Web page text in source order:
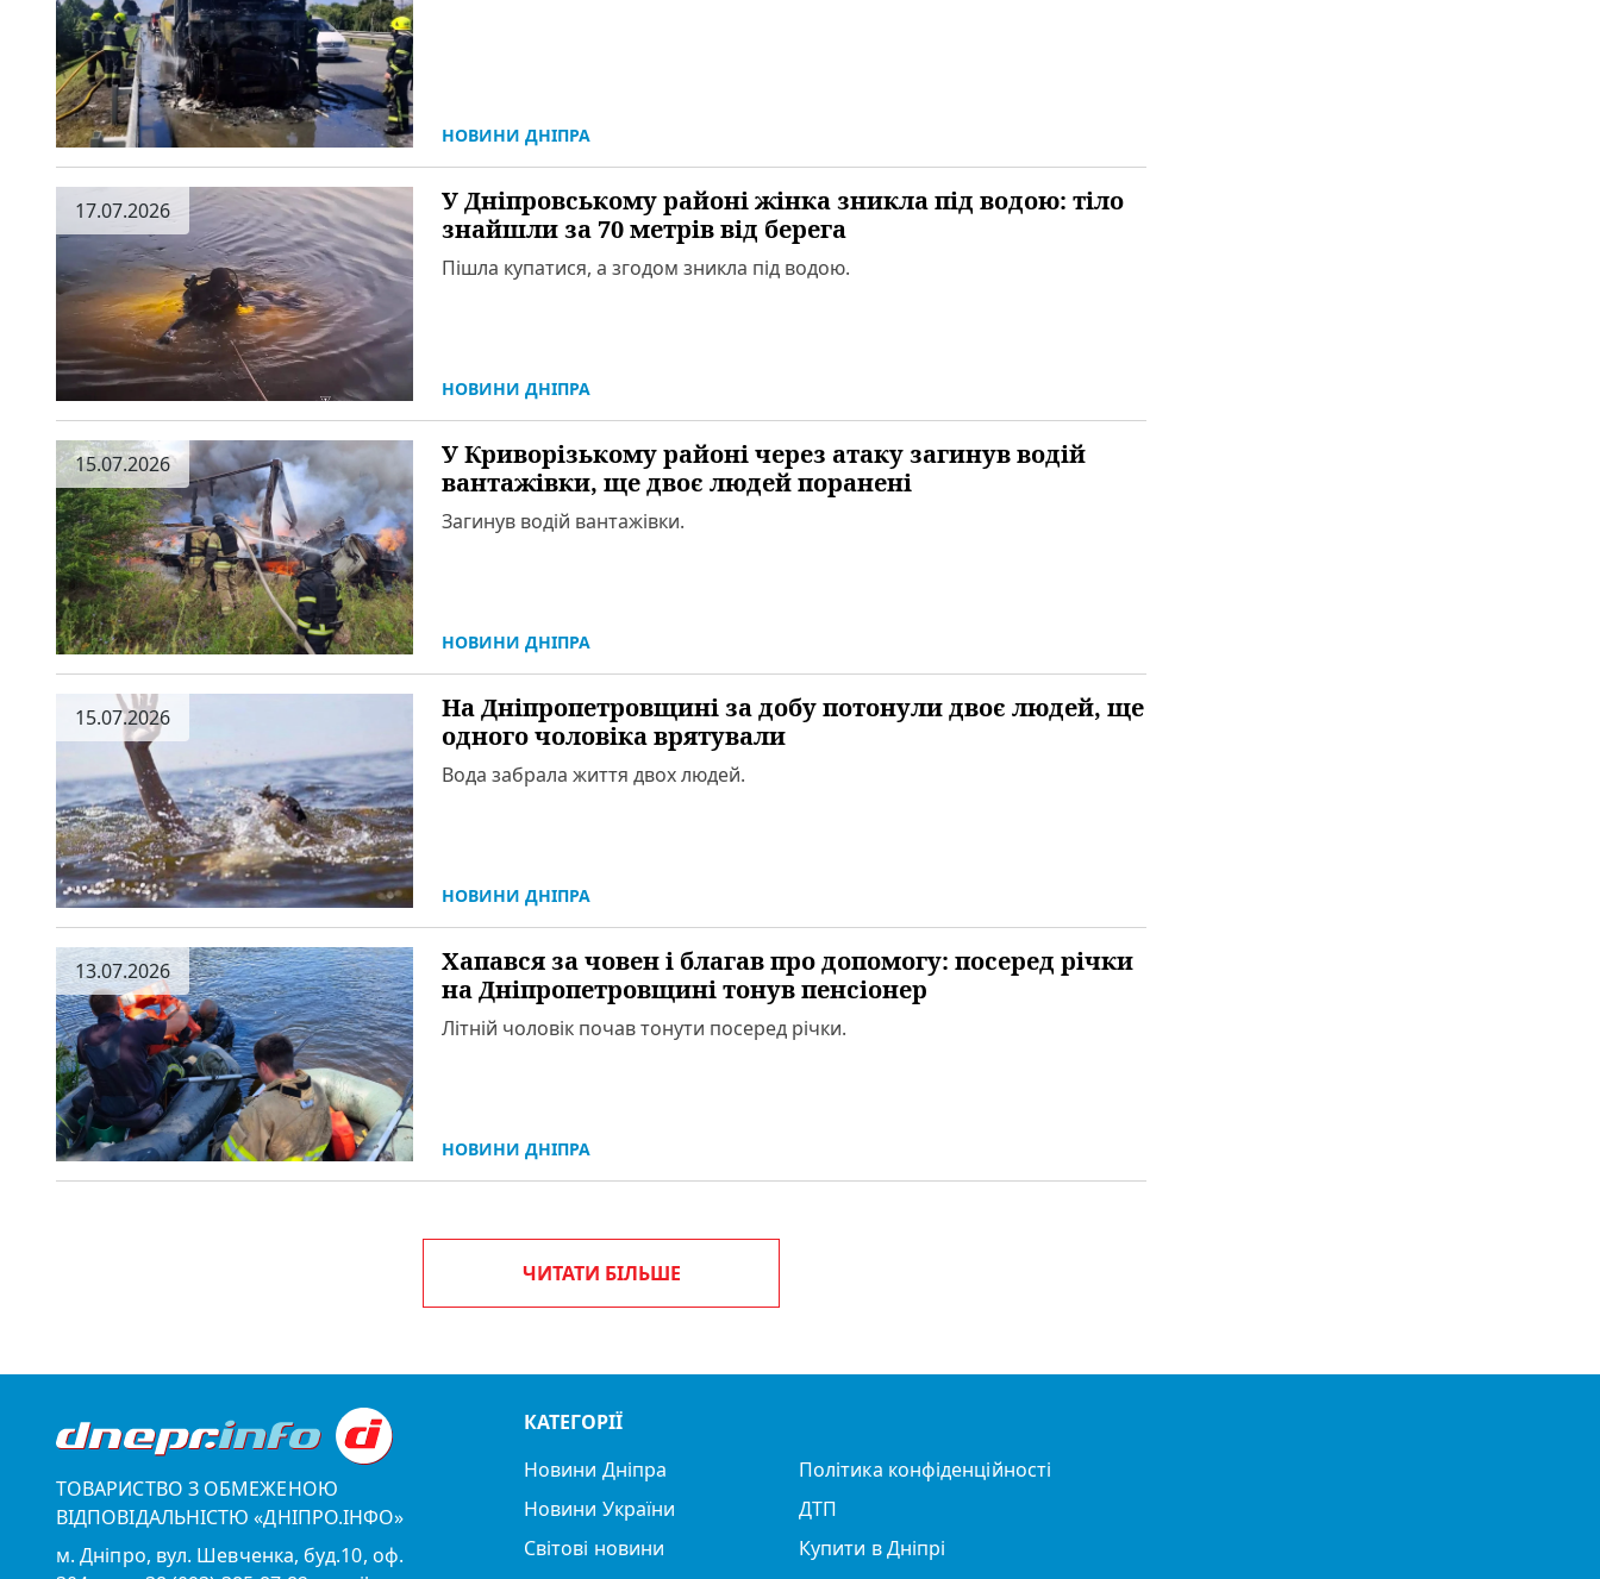
НОВИНИ ДНІПРА
17.07.2026
У Дніпровському районі жінка зникла під водою: тіло
знайшли за 70 метрів від берега
Пішла купатися, а згодом зникла під водою.
НОВИНИ ДНІПРА
15.07.2026
У Криворізькому районі через атаку загинув водій
вантажівки, ще двоє людей поранені
Загинув водій вантажівки.
НОВИНИ ДНІПРА
15.07.2026
На Дніпропетровщині за добу потонули двоє людей, ще
одного чоловіка врятували
Вода забрала життя двох людей.
НОВИНИ ДНІПРА
13.07.2026
Хапався за човен і благав про допомогу: посеред річки
на Дніпропетровщині тонув пенсіонер
Літній чоловік почав тонути посеред річки.
НОВИНИ ДНІПРА
ЧИТАТИ БІЛЬШЕ
ТОВАРИСТВО З ОБМЕЖЕНОЮ
ВІДПОВІДАЛЬНІСТЮ «ДНІПРО.ІНФО»
м. Дніпро, вул. Шевченка, буд.10, оф.
КАТЕГОРІЇ
Новини Дніпра
Новини України
Світові новини
Політика конфіденційності
ДТП
Купити в Дніпрі